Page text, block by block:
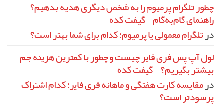
چطور تلگرام پرمیوم را به شخص دیگری هدیه بدهیم؟
راهنمای گام‌به‌گام - گیفت کده
درتلگرام معمولی یا پرمیوم؛ کدام برای شما بهتر است؟
لول آپ پس فری فایر چیست و چطور با کمترین هزینه جم
بیشتر بگیریم؟ - گیفت کده
درمقایسه کارت هفتگی و ماهانه فری فایر؛ کدام اشتراک
پرسودتر است؟